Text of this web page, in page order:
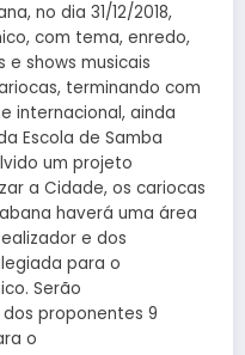
no dia 31/12/2018,
com tema, enredo,
shows musicais
terminando com
internacional, ainda
Escola de Samba
um projeto
a Cidade, os cariocas
haverá uma área
e dos
para o
Serão
proponentes 9
o